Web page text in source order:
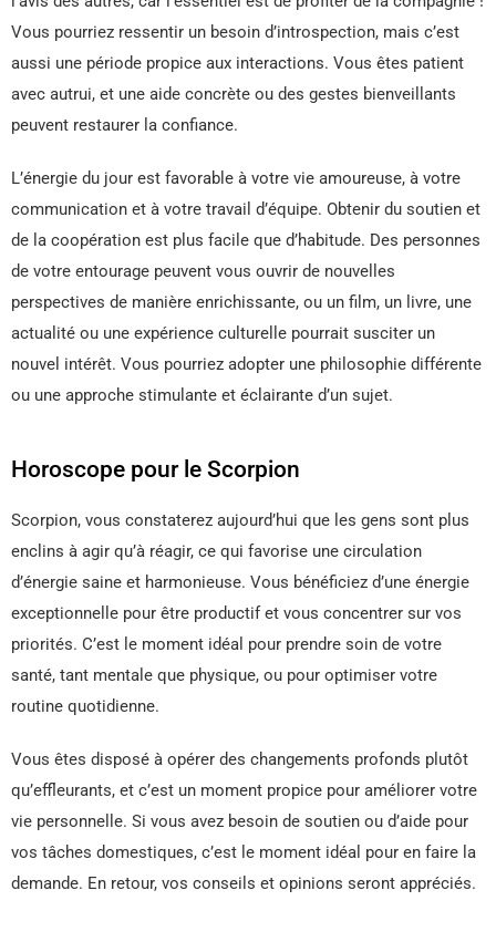
Vous pourriez ressentir un besoin d’introspection, mais c’est
aussi une période propice aux interactions. Vous êtes patient
avec autrui, et une aide concrète ou des gestes bienveillants
peuvent restaurer la confiance.
L’énergie du jour est favorable à votre vie amoureuse, à votre
communication et à votre travail d’équipe. Obtenir du soutien et
de la coopération est plus facile que d’habitude. Des personnes
de votre entourage peuvent vous ouvrir de nouvelles
perspectives de manière enrichissante, ou un film, un livre, une
actualité ou une expérience culturelle pourrait susciter un
nouvel intérêt. Vous pourriez adopter une philosophie différente
ou une approche stimulante et éclairante d’un sujet.
Horoscope pour le Scorpion
Scorpion, vous constaterez aujourd’hui que les gens sont plus
enclins à agir qu’à réagir, ce qui favorise une circulation
d’énergie saine et harmonieuse. Vous bénéficiez d’une énergie
exceptionnelle pour être productif et vous concentrer sur vos
priorités. C’est le moment idéal pour prendre soin de votre
santé, tant mentale que physique, ou pour optimiser votre
routine quotidienne.
Vous êtes disposé à opérer des changements profonds plutôt
qu’effleurants, et c’est un moment propice pour améliorer votre
vie personnelle. Si vous avez besoin de soutien ou d’aide pour
vos tâches domestiques, c’est le moment idéal pour en faire la
demande. En retour, vos conseils et opinions seront appréciés.